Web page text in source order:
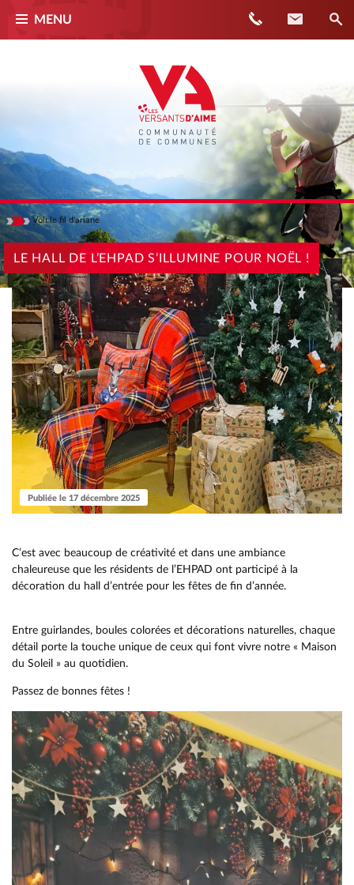
Téléphone Contact
MENU
ACTUALITÉS
LE HALL DE L’EHPAD S’ILLUMINE POUR NOËL !
Voir
Masquer
le fil d'ariane
LE HALL DE L’EHPAD S’ILLUMINE POUR NOËL !
Publiée le 17 décembre 2025
C’est avec beaucoup de créativité et dans une ambiance
chaleureuse que les résidents de l’EHPAD ont participé à la
décoration du hall d’entrée pour les fêtes de fin d’année.
Entre guirlandes, boules colorées et décorations naturelles, chaque
détail porte la touche unique de ceux qui font vivre notre « Maison
du Soleil » au quotidien.
Passez de bonnes fêtes !